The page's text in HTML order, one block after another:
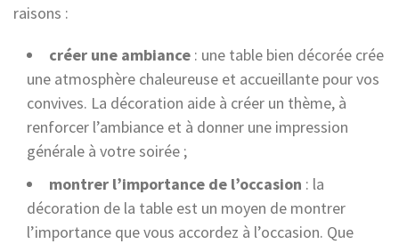
raisons :
créer une ambiance : une table bien décorée crée
une atmosphère chaleureuse et accueillante pour vos
convives. La décoration aide à créer un thème, à
renforcer l’ambiance et à donner une impression
générale à votre soirée ;
montrer l’importance de l’occasion : la
décoration de la table est un moyen de montrer
l’importance que vous accordez à l’occasion. Que